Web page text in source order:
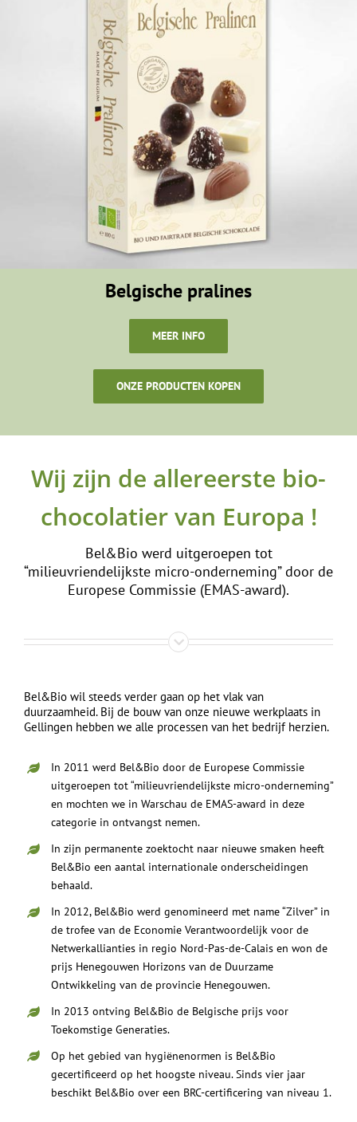
Belgische pralines
MEER INFO
ONZE PRODUCTEN KOPEN
Wij zijn de allereerste bio-
chocolatier van Europa !
Bel&Bio werd uitgeroepen tot
“milieuvriendelijkste micro-onderneming” door de
Europese Commissie (EMAS-award).
Bel&Bio wil steeds verder gaan op het vlak van
duurzaamheid. Bij de bouw van onze nieuwe werkplaats in
Gellingen hebben we alle processen van het bedrijf herzien.
In 2011 werd Bel&Bio door de Europese Commissie
uitgeroepen tot “milieuvriendelijkste micro-onderneming”
en mochten we in Warschau de EMAS-award in deze
categorie in ontvangst nemen.
In zijn permanente zoektocht naar nieuwe smaken heeft
Bel&Bio een aantal internationale onderscheidingen
behaald.
In 2012, Bel&Bio werd genomineerd met name “Zilver” in
de trofee van de Economie Verantwoordelijk voor de
Netwerkallianties in regio Nord-Pas-de-Calais en won de
prijs Henegouwen Horizons van de Duurzame
Ontwikkeling van de provincie Henegouwen.
In 2013 ontving Bel&Bio de Belgische prijs voor
Toekomstige Generaties.
Op het gebied van hygiënenormen is Bel&Bio
gecertificeerd op het hoogste niveau. Sinds vier jaar
beschikt Bel&Bio over een BRC-certificering van niveau 1.